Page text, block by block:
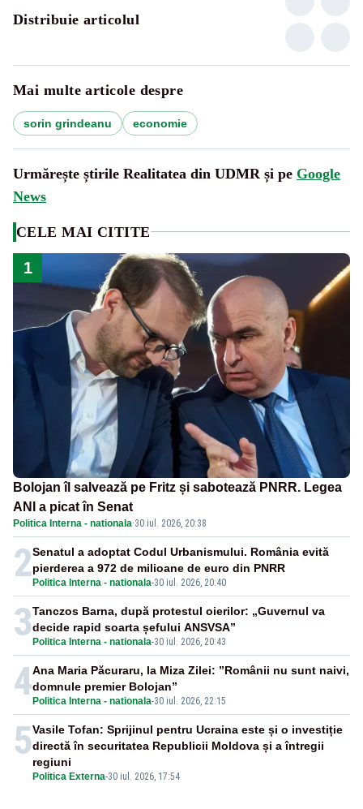
Distribuie articolul
Mai multe articole despre
sorin grindeanu economie
Urmărește știrile Realitatea din UDMR și pe Google
News
CELE MAI CITITE
1
Bolojan îl salvează pe Fritz și sabotează PNRR. Legea
ANI a picat în Senat
Politica Interna - nationala·30 iul. 2026, 20:38
2 Politica Interna - nationala-30 iul. 2026, 20:40
Senatul a adoptat Codul Urbanismului. România evită
pierderea a 972 de milioane de euro din PNRR
3 Politica Interna - nationala-30 iul. 2026, 20:43
Tanczos Barna, după protestul oierilor: „Guvernul va
decide rapid soarta șefului ANSVSA”
4 Politica Interna - nationala-30 iul. 2026, 22:15
Ana Maria Păcuraru, la Miza Zilei: ”Românii nu sunt naivi,
domnule premier Bolojan”
5
Politica Externa-30 iul. 2026, 17:54
Vasile Tofan: Sprijinul pentru Ucraina este și o investiție
directă în securitatea Republicii Moldova și a întregii
regiuni